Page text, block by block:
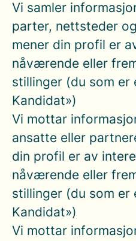
Vi samler
parter, nettsteder
mener din profil er
nåværende eller
stillinger (du som er
Kandidat»)
Vi mottar
ansatte eller
din profil er av
nåværende eller
stillinger (du som er
Kandidat»)
Vi mottar